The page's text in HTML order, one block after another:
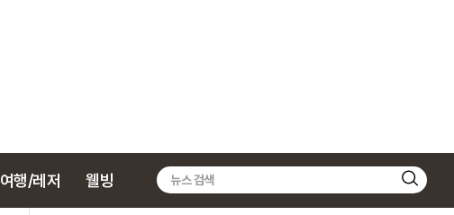
검
색
여행/레저 웰빙